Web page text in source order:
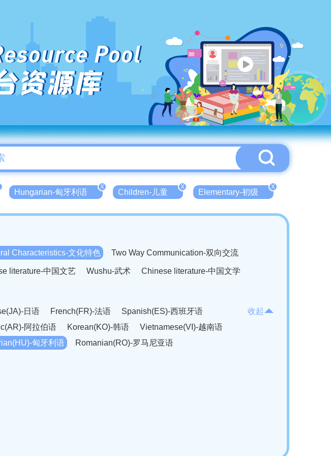
Pool
资源库
Hungarian-匈牙利语
X
Children-儿童
X
Elementary-初级
X
Characteristics-文化特色 Two Way Communication-双向交流
literature-中国文艺 Wushu-武术 Chinese literature-中国文学
日语 French(FR)-法语
Spanish(ES)-西班牙语
阿拉伯语 Korean(KO)-韩语
Vietnamese(VI)-越南语
匈牙利语
Romanian(RO)-罗马尼亚语
收起